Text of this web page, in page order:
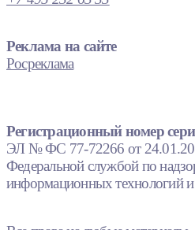
Реклама на сайте
Росреклама
Регистрационный номер
ЭЛ № ФС 77-72266 от
Федеральной службой по
информационных технологий